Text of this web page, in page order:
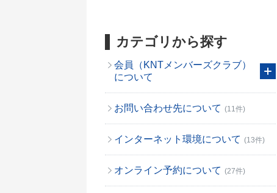
カテゴリから探す
会員（KNTメンバーズクラブ）
について
お問い合わせ先について (11件)
インターネット環境について (13件)
オンライン予約について (27件)